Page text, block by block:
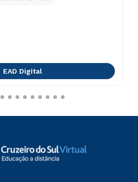
EAD Digital